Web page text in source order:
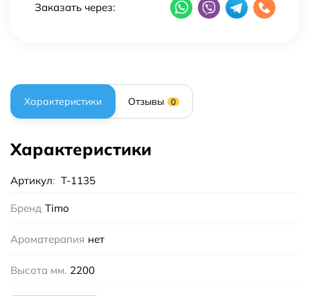
Заказать через:
Характеристики Отзывы 0
Характеристики
Артикул: T-1135
Бренд Timo
Ароматерапия нет
Высота мм. 2200